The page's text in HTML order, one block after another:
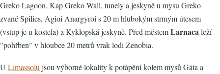
Greko Lagoon, Kap Greko Wall, tunely a jeskyně u mysu Greko
zvané Spilies, Agioi Anargyroi s 20 m hlubokým strmým útesem
(vstup je u kostela) a Kyklopská jeskyně. Před městemLarnacaleží
"pohřben" v hloubce 20 metrů vrak lodi Zenobia.
U Limassolu jsou výborné lokality k potápění kolem mysů Gáta a